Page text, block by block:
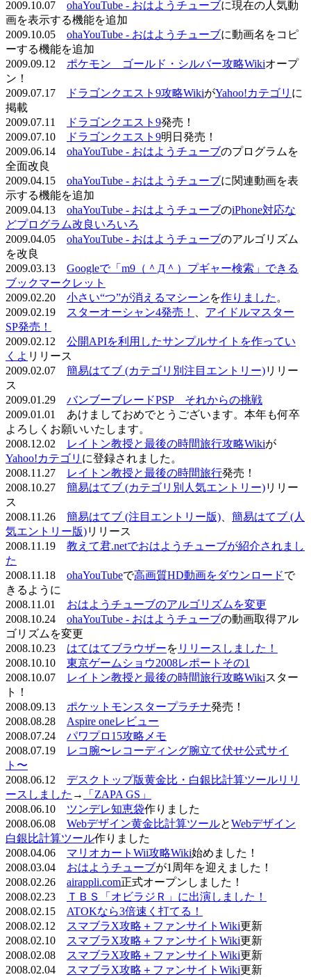
2009.10.07 ohaYouTube - おはようチューブに現在の人気動
画を表示する機能を追加
2009.10.05 ohaYouTube - おはようチューブに動画名をコピ
ーする機能を追加
2009.09.12 ポケモン ゴールド・シルバー攻略Wikiオープ
ン！
2009.07.17
ドラゴンクエスト9攻略WikiがYahoo!カテゴリ に
掲載
2009.07.11
ドラゴンクエスト9発売！
2009.07.10
ドラゴンクエスト9明日発売！
2009.06.14 ohaYouTube - おはようチューブのプログラムを
全面改良
2009.04.15 ohaYouTube - おはようチューブに関連動画を表
示する機能を追加
2009.04.13 ohaYouTube - おはようチューブのiPhone対応な
どプログラム改良いろいろ
2009.04.05 ohaYouTube - おはようチューブのアルゴリズム
を改良
2009.03.13 Googleで「m9（＾Д＾）プギャー検索」できる
ブックマークレット
2009.02.20 小さい“つ”が消えるマシーンを作りました 。
2009.02.19
スターオーシャン4発売！
アイドルマスター
SP発売！
2009.02.12 公開APIを利用したサンプルサイトを作ってい
くよ リリース
2009.02.07 簡易はてブ (カテゴリ別注目エントリー)リリー
ス
2009.01.29 バンブーブレードPSP それからの挑戦
2009.01.01 あけましておめでとうございます。本年も何卒
よろしくお願いいたします。
2008.12.02
レイトン教授と最後の時間旅行攻略Wikiが
Yahoo!カテゴリ に登録されました。
2008.11.27
レイトン教授と最後の時間旅行発売！
2008.10.27 簡易はてブ (カテゴリ別人気エントリー)リリー
ス
2008.11.26 簡易はてブ (注目エントリー版)
簡易はてブ (人
気エントリー版)リリース
2008.11.19 教えて君.netでおはようチューブが紹介されまし
た
2008.11.18 ohaYouTubeで高画質HD動画をダウンロードで
きるように
2008.11.01 おはようチューブのアルゴリズムを変更
2008.10.24 ohaYouTube - おはようチューブの動画取得アル
ゴリズムを変更
2008.10.23 はてはてブラウザーを リリースしました！
2008.10.10 東京ゲームショウ2008レポートその1
2008.10.07
レイトン教授と最後の時間旅行攻略Wikiスター
ト！
2008.09.13 ポケットモンスタープラチナ発売！
2008.08.28 Aspire oneレビュー
2008.07.24 パワプロ15攻略メモ
2008.07.19
レコ腕〜レコーディング腕立て伏せ公式サイ
ト〜
2008.06.12 デスクトップ版黄金比・白銀比計算ツールリリ
ースしました →
「ZAPA GS」
2008.06.10 ツンデレ知恵袋作りました
2008.06.08 Webデザイン黄金比計算ツールとWebデザイン
白銀比計算ツール作りました
2008.04.06 マリオカートWii攻略Wiki始めました！
2008.03.04 おはようチューブが1周年を迎えました！
2008.02.26 airappli.com正式オープンしました！
2008.02.23
ＴＢＳ「オビラジＲ」に出演しました！
2008.02.15 ATOKなら3倍速く打てる！
2008.02.12
スマブラX攻略＋ファンサイトWiki更新
2008.02.10
スマブラX攻略＋ファンサイトWiki更新
2008.02.08
スマブラX攻略＋ファンサイトWiki更新
2008.02.04
スマブラX攻略＋ファンサイトWiki更新